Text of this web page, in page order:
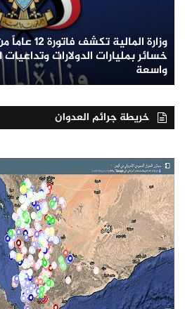
وزارة
خسائر بمليارات الدولارات
واسعة
خريطة جرائم العدوان